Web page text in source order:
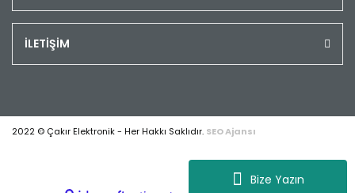
Bize Yazın
İLETİŞİM
2022 © Çakır Elektronik - Her Hakkı Saklıdır. SEO Ajansı